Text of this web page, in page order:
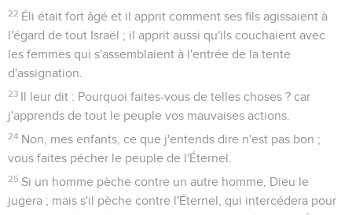
22 Éli était fort âgé et il apprit comment ses fils agissaient à
l'égard de tout Israël ; il apprit aussi qu'ils couchaient avec
les femmes qui s'assemblaient à l'entrée de la tente
d'assignation.
23 Il leur dit : Pourquoi faites-vous de telles choses ? car
j'apprends de tout le peuple vos mauvaises actions.
24 Non, mes enfants, ce que j'entends dire n'est pas bon ;
vous faites pécher le peuple de l'Éternel.
25 Si un homme pèche contre un autre homme, Dieu le
jugera ; mais s'il pèche contre l'Éternel, qui intercédera pour